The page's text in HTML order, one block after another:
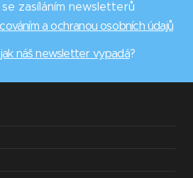
se zasíláním newsletterů
a ochranou osobních údajů
jak náš newsletter vypadá?